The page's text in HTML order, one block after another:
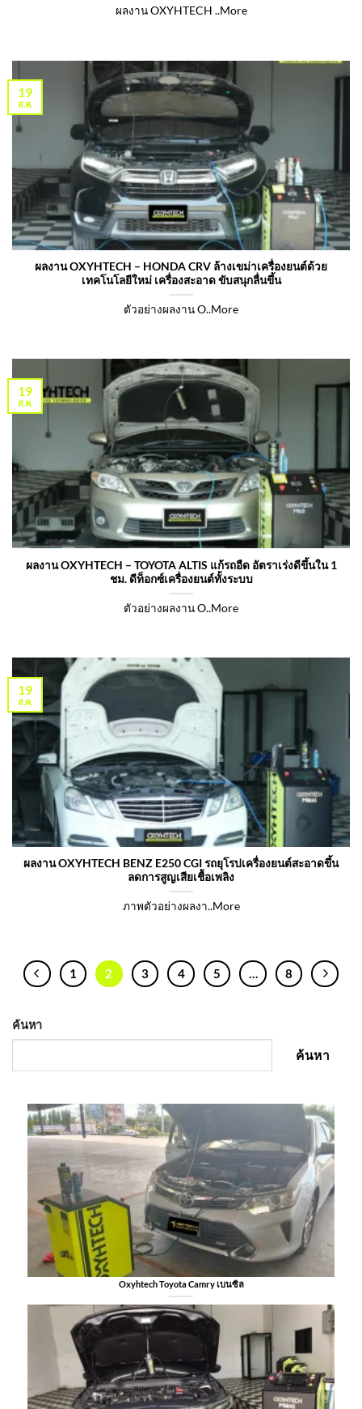
ผลงาน OXYHTECH ..More
ผลงาน OXYHTECH – HONDA CRV ล้างเขม่าเครื่องยนต์ด้วย
เทคโนโลยีใหม่ เครื่องสะอาด ขับสนุกลื่นขึ้น
ตัวอย่างผลงาน O..More
19
ส.ค.
ผลงาน OXYHTECH – TOYOTA ALTIS แก้รถอืด อัตราเร่งดีขึ้นใน 1
ชม. ดีท็อกซ์เครื่องยนต์ทั้งระบบ
ตัวอย่างผลงาน O..More
19
ส.ค.
ผลงาน OXYHTECH BENZ E250 CGI รถยุโรปเครื่องยนต์สะอาดขึ้น
ลดการสูญเสียเชื้อเพลิง
ภาพตัวอย่างผลงา..More
19
ส.ค.
1 2 3 4 5 8
ค้นหา
ค้นหา
Oxyhtech Toyota Camry เบนซิล